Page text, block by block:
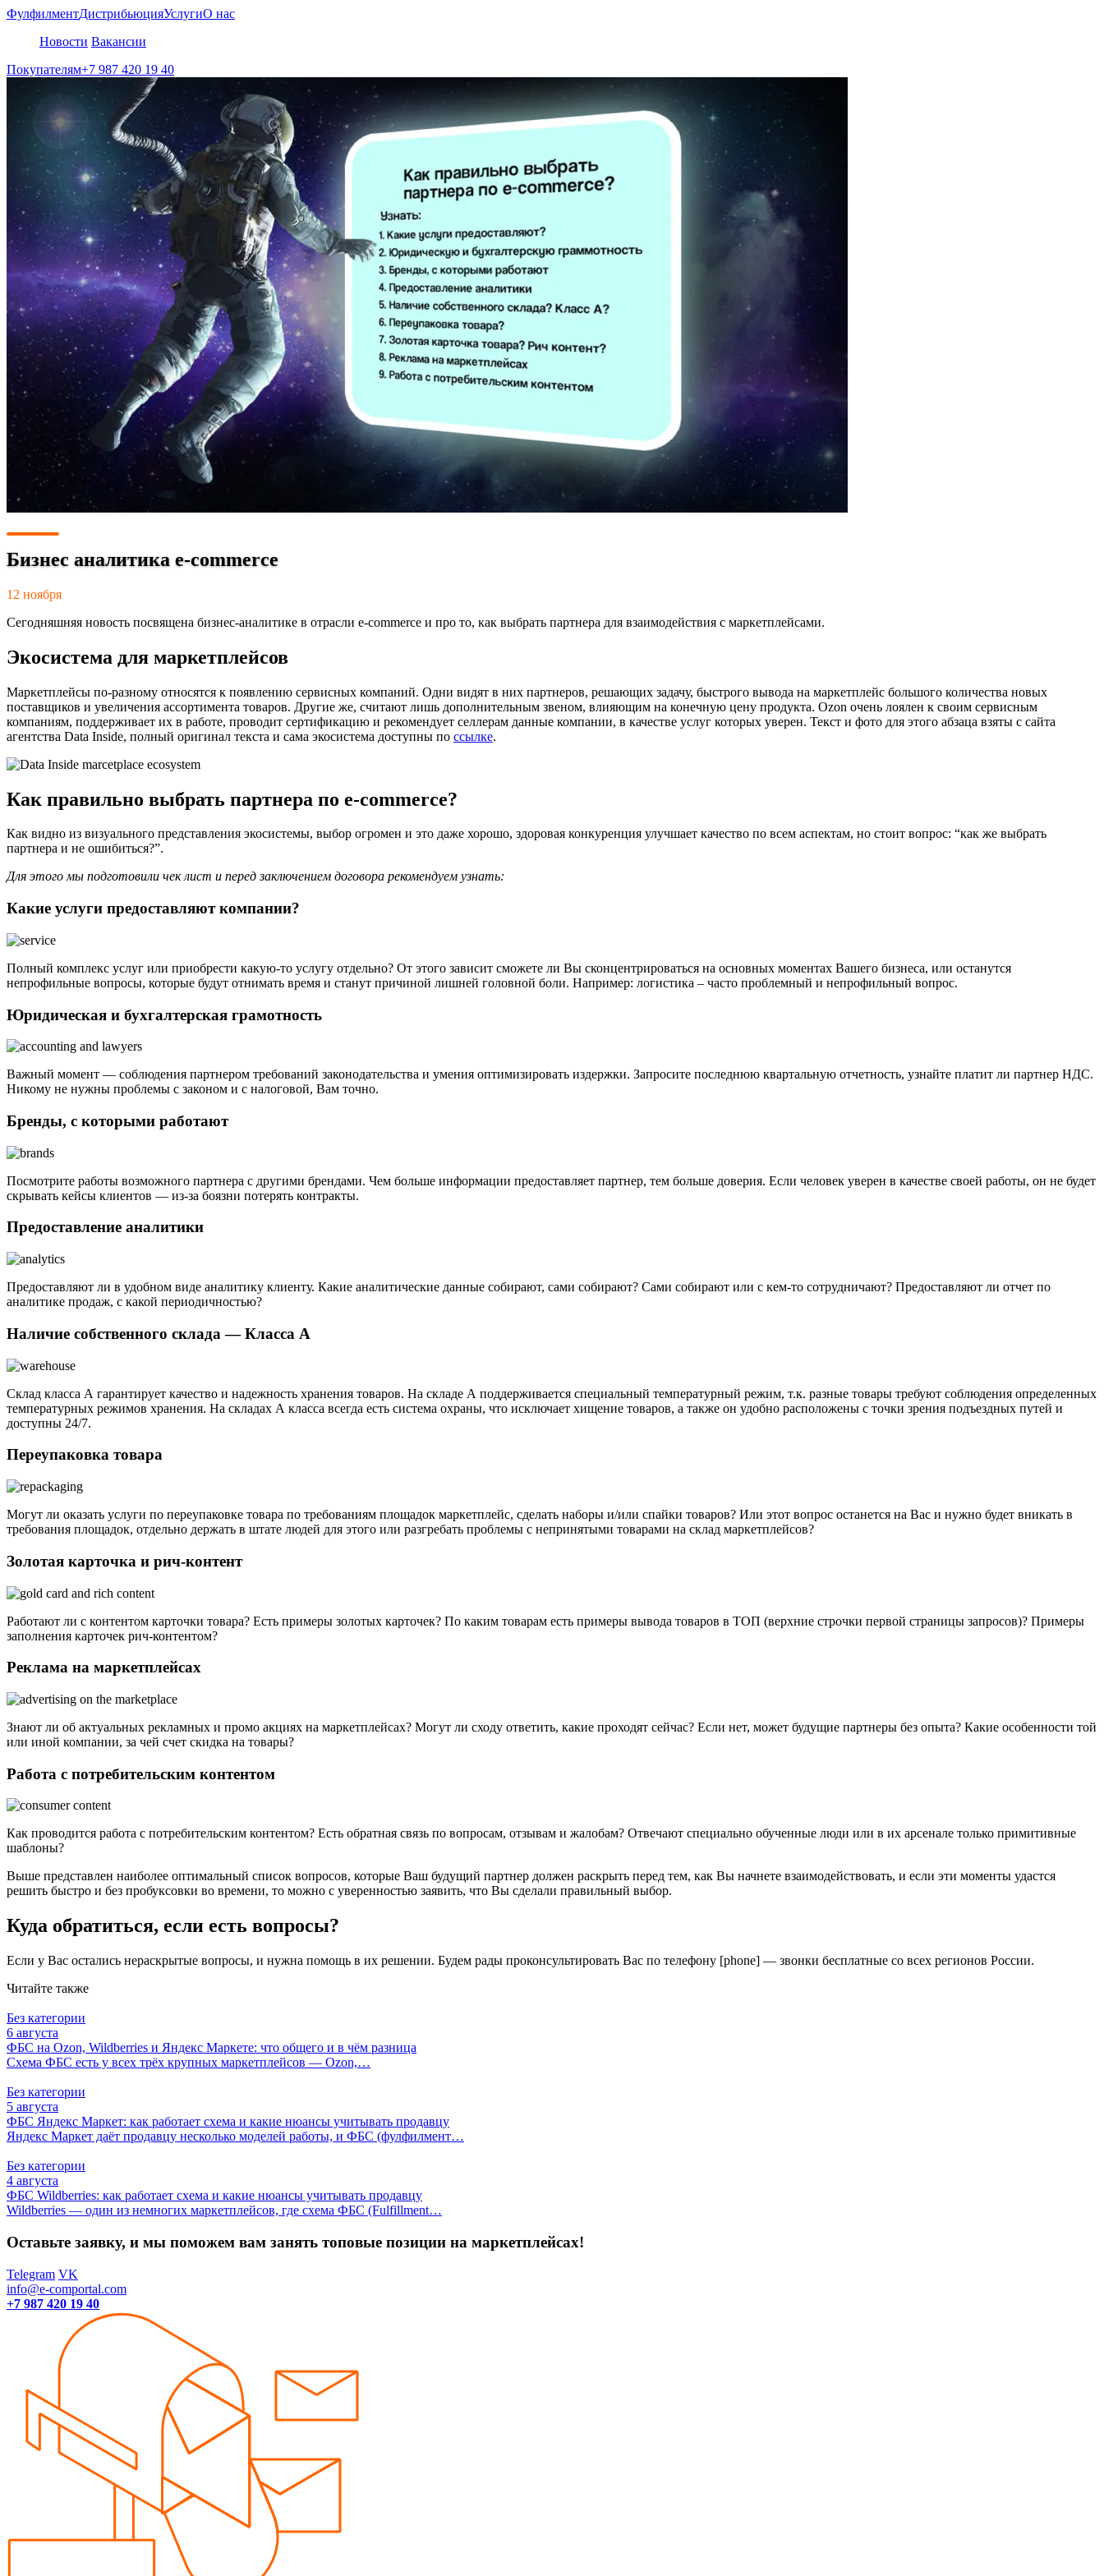
ФулфилментДистрибьюцияУслугиО нас
Новости Вакансии
Покупателям+7 987 420 19 40
Бизнес аналитика e-commerce
12 ноября
Сегодняшняя новость посвящена бизнес-аналитике в отрасли e-commerce и про то, как выбрать партнера для взаимодействия с маркетплейсами.
Экосистема для маркетплейсов
Маркетплейсы по-разному относятся к появлению сервисных компаний. Одни видят в них партнеров, решающих задачу, быстрого вывода на маркетплейс большого количества новых
поставщиков и увеличения ассортимента товаров. Другие же, считают лишь дополнительным звеном, влияющим на конечную цену продукта. Ozon очень лоялен к своим сервисным
компаниям, поддерживает их в работе, проводит сертификацию и рекомендует селлерам данные компании, в качестве услуг которых уверен. Текст и фото для этого абзаца взяты с сайта
агентства Data Inside, полный оригинал текста и сама экосистема доступны по ссылке.
Как правильно выбрать партнера по e-commerce?
Как видно из визуального представления экосистемы, выбор огромен и это даже хорошо, здоровая конкуренция улучшает качество по всем аспектам, но стоит вопрос: “как же выбрать
партнера и не ошибиться?”.
Для этого мы подготовили чек лист и перед заключением договора рекомендуем узнать:
Какие услуги предоставляют компании?
Полный комплекс услуг или приобрести какую-то услугу отдельно? От этого зависит сможете ли Вы сконцентрироваться на основных моментах Вашего бизнеса, или останутся
непрофильные вопросы, которые будут отнимать время и станут причиной лишней головной боли. Например: логистика – часто проблемный и непрофильный вопрос.
Юридическая и бухгалтерская грамотность
Важный момент — соблюдения партнером требований законодательства и умения оптимизировать издержки. Запросите последнюю квартальную отчетность, узнайте платит ли партнер НДС.
Никому не нужны проблемы с законом и с налоговой, Вам точно.
Бренды, с которыми работают
Посмотрите работы возможного партнера с другими брендами. Чем больше информации предоставляет партнер, тем больше доверия. Если человек уверен в качестве своей работы, он не будет
скрывать кейсы клиентов — из-за боязни потерять контракты.
Предоставление аналитики
Предоставляют ли в удобном виде аналитику клиенту. Какие аналитические данные собирают, сами собирают? Сами собирают или с кем-то сотрудничают? Предоставляют ли отчет по
аналитике продаж, с какой периодичностью?
Наличие собственного склада — Класса А
Склад класса А гарантирует качество и надежность хранения товаров. На складе А поддерживается специальный температурный режим, т.к. разные товары требуют соблюдения определенных
температурных режимов хранения. На складах А класса всегда есть система охраны, что исключает хищение товаров, а также он удобно расположены с точки зрения подъездных путей и
доступны 24/7.
Переупаковка товара
Могут ли оказать услуги по переупаковке товара по требованиям площадок маркетплейс, сделать наборы и/или спайки товаров? Или этот вопрос останется на Вас и нужно будет вникать в
требования площадок, отдельно держать в штате людей для этого или разгребать проблемы с непринятыми товарами на склад маркетплейсов?
Золотая карточка и рич-контент
Работают ли с контентом карточки товара? Есть примеры золотых карточек? По каким товарам есть примеры вывода товаров в ТОП (верхние строчки первой страницы запросов)? Примеры
заполнения карточек рич-контентом?
Реклама на маркетплейсах
Знают ли об актуальных рекламных и промо акциях на маркетплейсах? Могут ли сходу ответить, какие проходят сейчас? Если нет, может будущие партнеры без опыта? Какие особенности той
или иной компании, за чей счет скидка на товары?
Работа с потребительским контентом
Как проводится работа с потребительским контентом? Есть обратная связь по вопросам, отзывам и жалобам? Отвечают специально обученные люди или в их арсенале только примитивные
шаблоны?
Выше представлен наиболее оптимальный список вопросов, которые Ваш будущий партнер должен раскрыть перед тем, как Вы начнете взаимодействовать, и если эти моменты удастся
решить быстро и без пробуксовки во времени, то можно с уверенностью заявить, что Вы сделали правильный выбор.
Куда обратиться, если есть вопросы?
Если у Вас остались нераскрытые вопросы, и нужна помощь в их решении. Будем рады проконсультировать Вас по телефону [phone] — звонки бесплатные со всех регионов России.
Читайте также
Без категории
6 августа
ФБС на Ozon, Wildberries и Яндекс Маркете: что общего и в чём разница
Схема ФБС есть у всех трёх крупных маркетплейсов — Ozon,…
Без категории
5 августа
ФБС Яндекс Маркет: как работает схема и какие нюансы учитывать продавцу
Яндекс Маркет даёт продавцу несколько моделей работы, и ФБС (фулфилмент…
Без категории
4 августа
ФБС Wildberries: как работает схема и какие нюансы учитывать продавцу
Wildberries — один из немногих маркетплейсов, где схема ФБС (Fulfillment…
Оставьте заявку, и мы поможем вам занять топовые позиции на маркетплейсах!
Telegram VK
info@e-comportal.com
+7 987 420 19 40